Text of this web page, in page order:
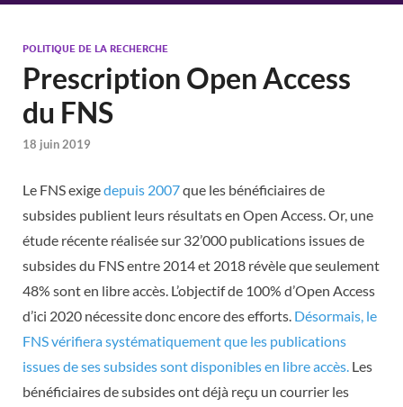
POLITIQUE DE LA RECHERCHE
Prescription Open Access
du FNS
18 juin 2019
Le FNS exigedepuis 2007que les bénéficiaires de
subsides publient leurs résultats en Open Access. Or, une
étude récente réalisée sur 32’000 publications issues de
subsides du FNS entre 2014 et 2018 révèle que seulement
48% sont en libre accès. L’objectif de 100% d’Open Access
d’ici 2020 nécessite donc encore des efforts. Désormais, le
FNS vérifiera systématiquement que les publications
issues de ses subsides sont disponibles en libre accès. Les
bénéficiaires de subsides ont déjà reçu un courrier les